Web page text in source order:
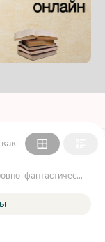
фантастические романы